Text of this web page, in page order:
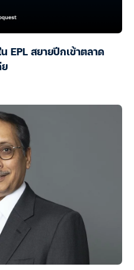
EPL สยายปีกเข้าตลาด
ย